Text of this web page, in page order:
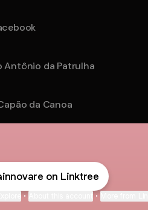
Antônio da Patrulha
da Canoa
on Linktree
• •